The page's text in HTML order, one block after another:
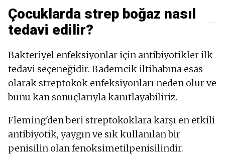
Çocuklarda strep boğaz nasıl
tedavi edilir?
Bakteriyel enfeksiyonlar için antibiyotikler ilk
tedavi seçeneğidir. Bademcik iltihabına esas
olarak streptokok enfeksiyonları neden olur ve
bunu kan sonuçlarıyla kanıtlayabiliriz.
Fleming'den beri streptokoklara karşı en etkili
antibiyotik, yaygın ve sık kullanılan bir
penisilin olan fenoksimetilpenisilindir.